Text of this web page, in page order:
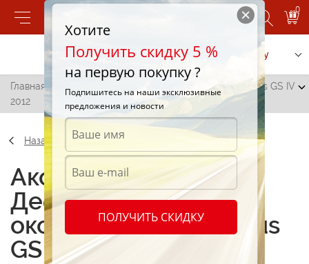
0
Позвонить Заказать услугу
Главная /
Дефлекторы боковых окон (ветровики) Lexus GS IV
2012
Назад
Аксессуары
Дефлекторы боковых
окон (ветровики) Lexus
GS IV 2012
Хотите
Получить скидку 5 %
на первую покупку ?
Подпишитесь на наши эксклюзивные
предложения и новости
ПОЛУЧИТЬ СКИДКУ